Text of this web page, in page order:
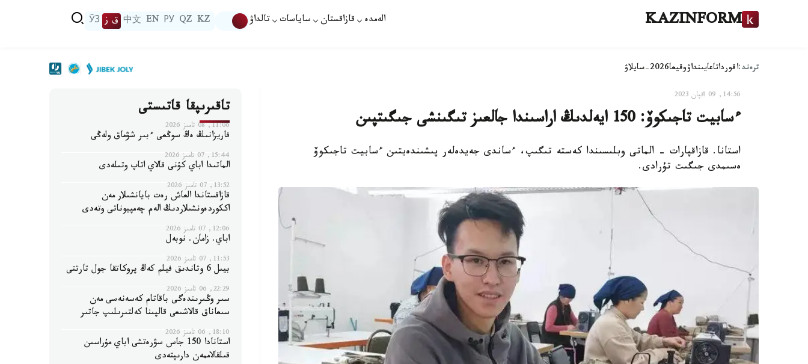
KAZINFORM الەمدە قازاقستان ساياسات تالداۋ KZ
QZ
РУ
EN
中文 ق ز ЎЗ
ترەند:اقورداتاعايىنداۋوقيعا2026-سايلاۋ
14:56, 09 اقپان 2023
ءسابيت تاجىكوۆ: 150 ايەلدىڭ اراسىندا جالعىز تىگىنشى جىگىتپىن
استانا. قازاقپارات - الماتى وبلىسىندا كەستە تىگىپ، ءساندى جەيدەلەر پىشىندەيتىن ءسابيت تاجىكوۆ
ەسىمدى جىگىت تۇرادى.
تاقىرىپقا قاتىستى
11:06, 08 تامىز 2026
فاريزانىڭ ەڭ سوڭعى ءبىر شۋماق ولەڭى
15:44, 07 تامىز 2026
الماتىدا اباي كۇنى قالاي اتاپ وتىلەدى
13:52, 07 تامىز 2026
قازاقستاندا العاش رەت بايانشىلار مەن
اككوردەونشىلاردىڭ الەم چەمپيوناتى وتەدى
12:06, 07 تامىز 2026
اباي. زامان. نوبەل
11:53, 07 تامىز 2026
بيىل 6 وتاندىق فيلم كەڭ پروكاتقا جول تارتتى
22:29, 06 تامىز 2026
سىر وڭىرىندەگى باقاتام كەسەنەسى مەن
سىعاناق قالاشىعى قالپىنا كەلتىرىلىپ جاتىر
18:10, 06 تامىز 2026
استانادا 150 جاس سۋرەتشى اباي مۇراسىن
قىلقالاممەن دارىپتەدى